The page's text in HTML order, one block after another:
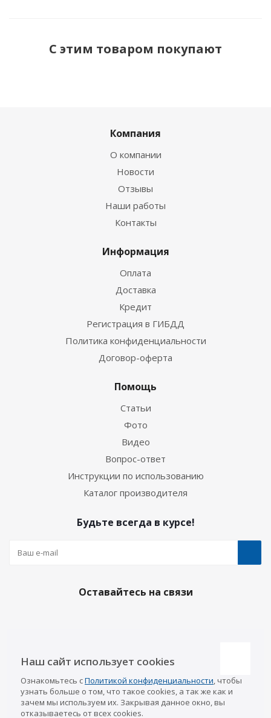
С этим товаром покупают
Компания
О компании
Новости
Отзывы
Наши работы
Контакты
Информация
Оплата
Доставка
Кредит
Регистрация в ГИБДД
Политика конфиденциальности
Договор-оферта
Помощь
Статьи
Фото
Видео
Вопрос-ответ
Инструкции по использованию
Каталог производителя
Будьте всегда в курсе!
Оставайтесь на связи
Казань
8 (843) 207-03-08
Уфа
8 (347) 258-84-87
info@a-pricep.ru
Наш сайт использует cookies
Ознакомьтесь сПолитикой конфиденциальности, чтобы
узнать больше о том, что такое cookies, а так же как и
зачем мы используем их. Закрывая данное окно, вы
отказываетесь от всех cookies.